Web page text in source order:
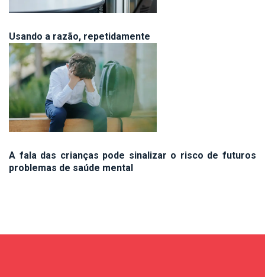
Usando a razão, repetidamente
A fala das crianças pode sinalizar o risco de futuros
problemas de saúde mental